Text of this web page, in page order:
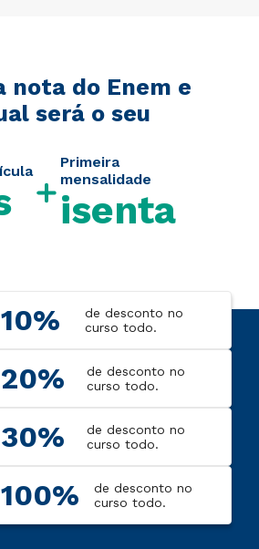
nota do Enem e
será o seu
Primeira
mensalidade
isenta
10%
de desconto no
curso todo.
20%
de desconto no
curso todo.
30%
de desconto no
curso todo.
100%
de desconto no
curso todo.